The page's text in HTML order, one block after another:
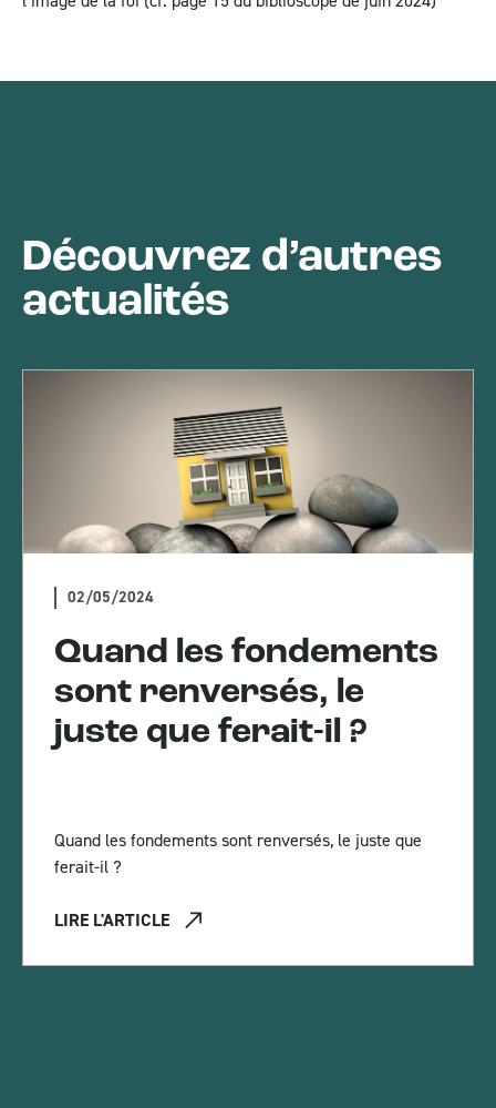
Découvrez d’autres
actualités
02/05/2024
Quand les fondements
sont renversés, le
juste que ferait-il ?
Quand les fondements sont renversés, le juste que
ferait-il ?
LIRE L'ARTICLE